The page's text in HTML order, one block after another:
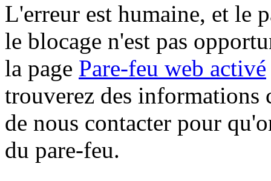
L'erreur est humaine, et le
le blocage n'est pas
la page Pare-feu web activé
trouverez des informations
de nous contacter pour
du pare-feu.